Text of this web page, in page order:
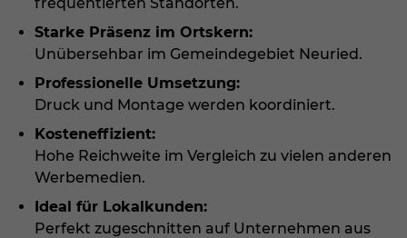
Starke Präsenz im Ortskern:
Unübersehbar im Gemeindegebiet Neuried.
Professionelle Umsetzung:
Druck und Montage werden koordiniert.
Kosteneffizient:
Hohe Reichweite im Vergleich zu vielen anderen
Werbemedien.
Ideal für Lokalkunden:
Perfekt zugeschnitten auf Unternehmen aus